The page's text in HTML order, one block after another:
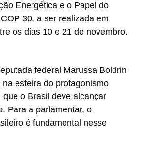
Energética e o Papel do
30, a ser realizada em
os dias 10 e 21 de novembro.
federal Marussa Boldrin
na esteira do protagonismo
que o Brasil deve alcançar
Para a parlamentar, o
é fundamental nesse